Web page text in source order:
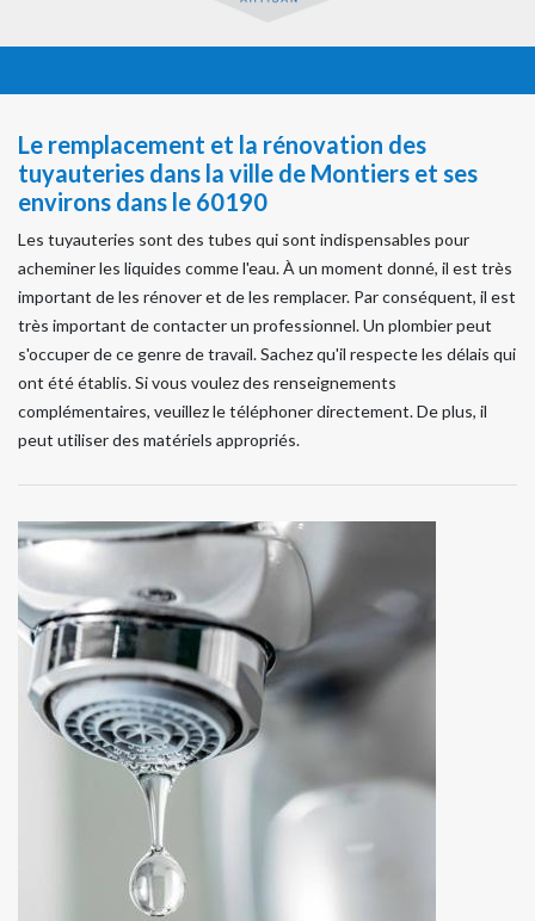
Le remplacement et la rénovation des
tuyauteries dans la ville de Montiers et ses
environs dans le 60190
Les tuyauteries sont des tubes qui sont indispensables pour
acheminer les liquides comme l'eau. À un moment donné, il est très
important de les rénover et de les remplacer. Par conséquent, il est
très important de contacter un professionnel. Un plombier peut
s'occuper de ce genre de travail. Sachez qu'il respecte les délais qui
ont été établis. Si vous voulez des renseignements
complémentaires, veuillez le téléphoner directement. De plus, il
peut utiliser des matériels appropriés.